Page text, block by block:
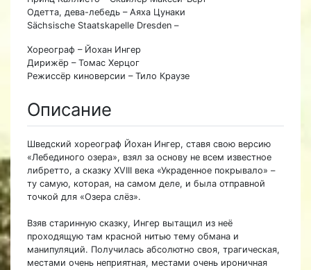
Одетта, дева-лебедь – Аяха Цунаки
Sächsische Staatskapelle Dresden –
Хореограф – Йохан Ингер
Дирижёр – Томас Херцог
Режиссёр киноверсии – Тило Краузе
Описание
Шведский хореограф Йохан Ингер, ставя свою версию
«Лебединого озера», взял за основу не всем известное
либретто, а сказку XVIII века «Украденное покрывало» –
ту самую, которая, на самом деле, и была отправной
точкой для «Озера слёз».
Взяв старинную сказку, Ингер вытащил из неё
проходящую там красной нитью тему обмана и
манипуляций. Получилась абсолютно своя, трагическая,
местами очень неприятная, местами очень ироничная